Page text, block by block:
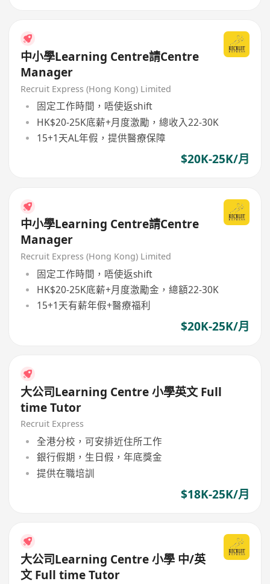
中小學Learning Centre請Centre
Manager
Recruit Express (Hong Kong) Limited
固定工作時間，唔使返shift
HK$20-25K底薪+月度激勵，總收入22-30K
15+1天AL年假，提供醫療保障
$20K-25K/月
中小學Learning Centre請Centre
Manager
Recruit Express (Hong Kong) Limited
固定工作時間，唔使返shift
HK$20-25K底薪+月度激勵金，總額22-30K
15+1天有薪年假+醫療福利
$20K-25K/月
大公司Learning Centre 小學英文 Full
time Tutor
Recruit Express
全港分校，可安排近住所工作
銀行假期，生日假，年底獎金
提供在職培訓
$18K-25K/月
大公司Learning Centre 小學 中/英
文 Full time Tutor